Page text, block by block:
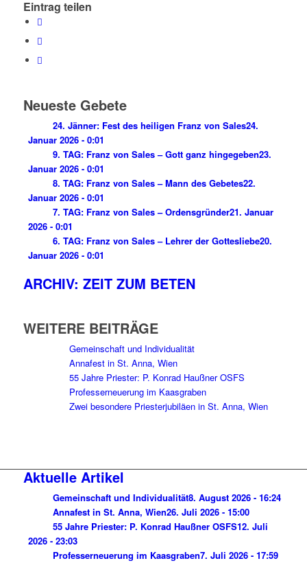
Eintrag teilen
Neueste Gebete
24. Jänner: Fest des heiligen Franz von Sales24.
Januar 2026 - 0:01
9. TAG: Franz von Sales – Gott ganz hingegeben23.
Januar 2026 - 0:01
8. TAG: Franz von Sales – Mann des Gebetes22.
Januar 2026 - 0:01
7. TAG: Franz von Sales – Ordensgründer21. Januar
2026 - 0:01
6. TAG: Franz von Sales – Lehrer der Gottesliebe20.
Januar 2026 - 0:01
ARCHIV: ZEIT ZUM BETEN
WEITERE BEITRÄGE
Gemeinschaft und Individualität
Annafest in St. Anna, Wien
55 Jahre Priester: P. Konrad Haußner OSFS
Professerneuerung im Kaasgraben
Zwei besondere Priesterjubiläen in St. Anna, Wien
Aktuelle Artikel
Gemeinschaft und Individualität8. August 2026 - 16:24
Annafest in St. Anna, Wien26. Juli 2026 - 15:00
55 Jahre Priester: P. Konrad Haußner OSFS12. Juli
2026 - 23:03
Professerneuerung im Kaasgraben7. Juli 2026 - 17:59